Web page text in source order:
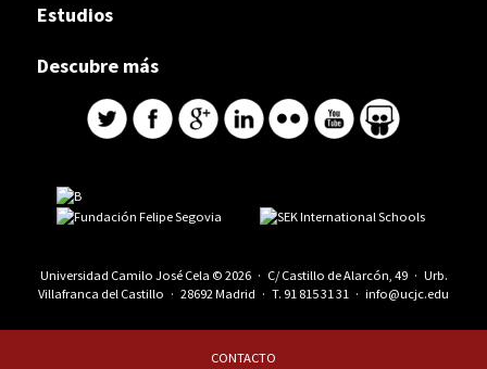
Estudios
Descubre más
Universidad Camilo José Cela © 2026 · C/ Castillo de Alarcón, 49 · Urb.
Villafranca del Castillo · 28692 Madrid · T. 91 815 31 31 · info@ucjc.edu
CONTACTO